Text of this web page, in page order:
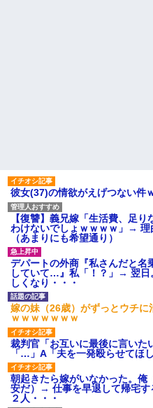
彼女(37)の情欲がえげつない件
【復讐】義兄嫁「生活費、足
わけないでしょｗｗｗｗ」→
（あまりにも希望通り）
デパートの外商『私さんだと名
していて…』私「！？」→ 翌日
しくなり・・・
嫁の妹（26歳）がずっとウチ
ｗｗｗｗｗｗｗ
裁判官「お互いに最後に言いた
「…」A「夫を一発殴らせてほ
朝起きたら嫁がいなかった。
安だ）→ 仕事を早退して帰宅
２人・・・